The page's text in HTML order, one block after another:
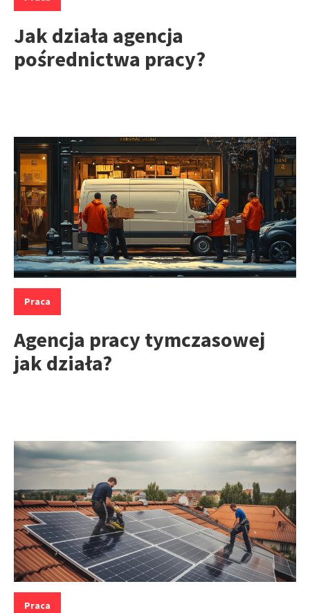
Jak działa agencja
pośrednictwa pracy?
Kategorie:
Praca
Agencja pracy tymczasowej
jak działa?
Kategorie:
Praca